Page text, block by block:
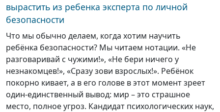
вырастить из ребенка эксперта по личной
безопасности
Что мы обычно делаем, когда хотим научить
ребёнка безопасности? Мы читаем нотации. «Не
разговаривай с чужими!», «Не бери ничего у
незнакомцев!», «Сразу зови взрослых!». Ребёнок
покорно кивает, а в его голове в этот момент зреет
один-единственный вывод: мир – это страшное
место, полное угроз. Кандидат психологических наук,